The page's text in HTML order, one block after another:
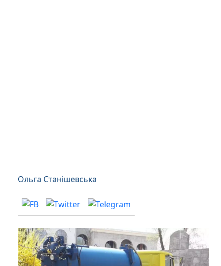
Ольга Станішевська